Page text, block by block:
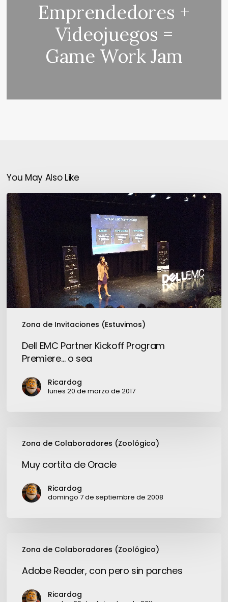
Emprendedores +
Videojuegos =
Game Work Jam
You May Also Like
Zona de Invitaciones (Estuvimos)
Dell
EMC
Partner
Kickoff
Program
Premiere…
o
sea
Dell EMC Partner Kickoff Program
Premiere… o sea
Ricardog
lunes 20 de marzo de 2017
Zona de Colaboradores (Zoológico)
cortita
OracleMuy cortita de Oracle
Ricardog
domingo 7 de septiembre de 2008
Zona de Colaboradores (Zoológico)
Reader,
peroAdobe Reader, con pero sin parches
Ricardog